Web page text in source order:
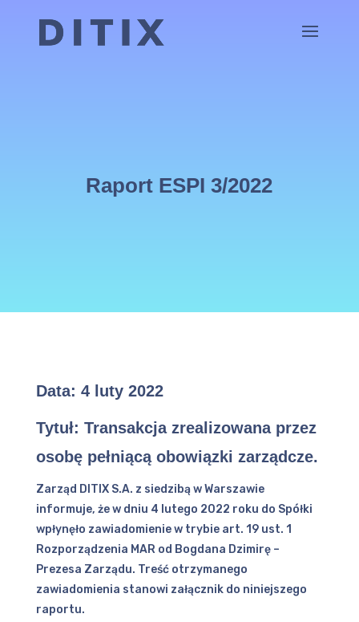
Raport ESPI 3/2022
Data: 4 luty 2022
Tytuł: Transakcja zrealizowana przez
osobę pełniącą obowiązki zarządcze.
Zarząd DITIX S.A. z siedzibą w Warszawie
informuje, że w dniu 4 lutego 2022 roku do Spółki
wpłynęło zawiadomienie w trybie art. 19 ust. 1
Rozporządzenia MAR od Bogdana Dzimirę –
Prezesa Zarządu. Treść otrzymanego
zawiadomienia stanowi załącznik do niniejszego
raportu.